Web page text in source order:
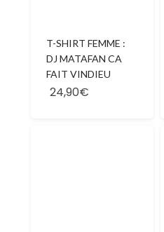
T-SHIRT FEMME :
DJ MATAFAN CA
FAIT VINDIEU
24,90€